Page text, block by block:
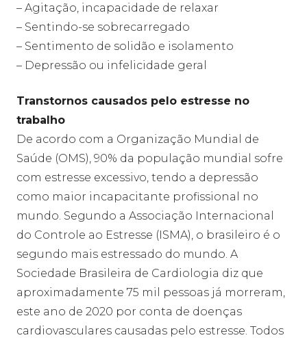
– Agitação, incapacidade de relaxar
– Sentindo-se sobrecarregado
– Sentimento de solidão e isolamento
– Depressão ou infelicidade geral
Transtornos causados pelo estresse no
trabalho
De acordo com a Organização Mundial de
Saúde (OMS), 90% da população mundial sofre
com estresse excessivo, tendo a depressão
como maior incapacitante profissional no
mundo. Segundo a Associação Internacional
do Controle ao Estresse (ISMA), o brasileiro é o
segundo mais estressado do mundo. A
Sociedade Brasileira de Cardiologia diz que
aproximadamente 75 mil pessoas já morreram,
este ano de 2020 por conta de doenças
cardiovasculares causadas pelo estresse. Todos